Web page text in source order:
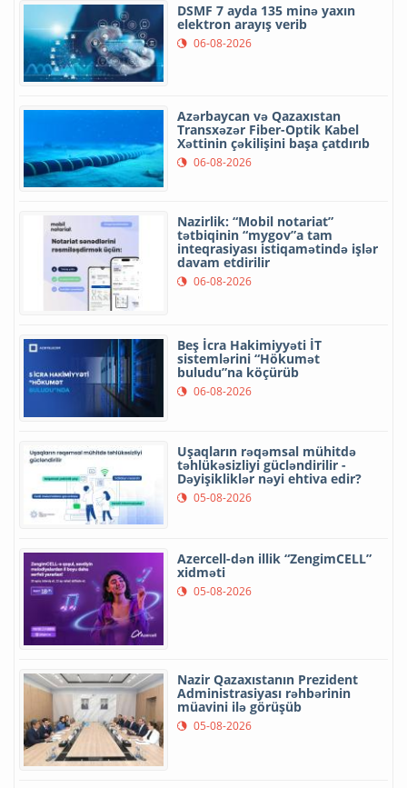
DSMF 7 ayda 135 minə yaxın
elektron arayış verib
06-08-2026
Azərbaycan və Qazaxıstan
Transxəzər Fiber-Optik Kabel
Xəttinin çəkilişini başa çatdırıb
06-08-2026
Nazirlik: “Mobil notariat”
tətbiqinin “mygov”a tam
inteqrasiyası istiqamətində işlər
davam etdirilir
06-08-2026
Beş İcra Hakimiyyəti İT
sistemlərini “Hökumət
buludu”na köçürüb
06-08-2026
Uşaqların rəqəmsal mühitdə
təhlükəsizliyi gücləndirilir -
Dəyişikliklər nəyi ehtiva edir?
05-08-2026
Azercell-dən illik “ZengimCELL”
xidməti
05-08-2026
Nazir Qazaxıstanın Prezident
Administrasiyası rəhbərinin
müavini ilə görüşüb
05-08-2026